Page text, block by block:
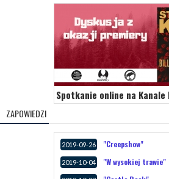
Spotkanie online na Kanale
ZAPOWIEDZI
2019-09-26 "Creepshow"
2019-10-04 "W wysokiej trawie"